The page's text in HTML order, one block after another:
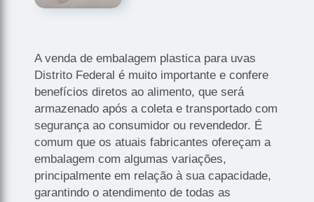
A venda de embalagem plastica para uvas
Distrito Federal é muito importante e confere
benefícios diretos ao alimento, que será
armazenado após a coleta e transportado com
segurança ao consumidor ou revendedor. É
comum que os atuais fabricantes ofereçam a
embalagem com algumas variações,
principalmente em relação à sua capacidade,
garantindo o atendimento de todas as